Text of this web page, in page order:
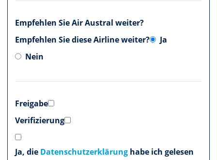
Empfehlen Sie Air Austral weiter?
Empfehlen Sie diese Airline weiter?
Ja
Nein
Freigabe
Verifizierung
Ja, die Datenschutzerklärung habe ich gelesen